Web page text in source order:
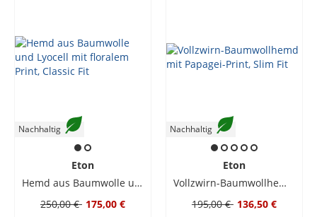
Nachhaltig
Eton
Hemd aus Baumwolle und Lyocell mit floralem Print, Classic Fit
250,00 € 175,00 €
Nachhaltig
Eton
Vollzwirn-Baumwollhemd mit Papagei-Print, Slim Fit
195,00 € 136,50 €